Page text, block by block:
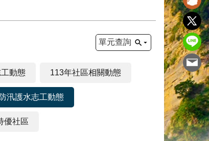
單元查詢
動態 113年社區相關動態
汛護水志工動態
優社區